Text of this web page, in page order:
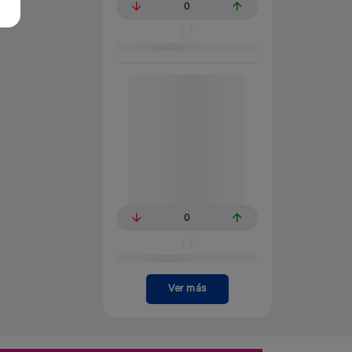
0
0
Ver más